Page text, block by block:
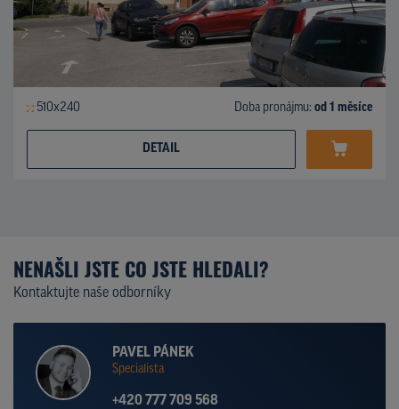
510x240 Doba pronájmu: od 1 měsíce
DETAIL
NENAŠLI JSTE CO JSTE HLEDALI?
Kontaktujte naše odborníky
PAVEL PÁNEK
Specialista
+420 777 709 568